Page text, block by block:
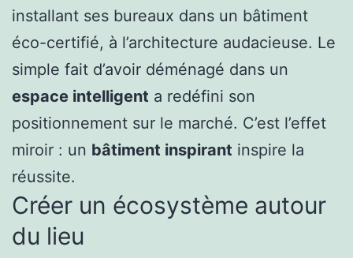
installant ses bureaux dans un bâtiment
éco-certifié, à l’architecture audacieuse. Le
simple fait d’avoir déménagé dans un
espace intelligent a redéfini son
positionnement sur le marché. C’est l’effet
miroir : un bâtiment inspirant inspire la
réussite.
Créer un écosystème autour
du lieu